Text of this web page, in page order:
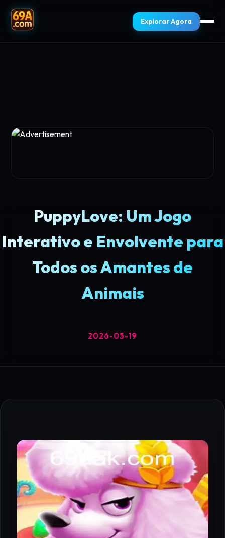
Explorar Agora
PuppyLove: Um Jogo
Interativo e Envolvente para
Todos os Amantes de
Animais
2026-05-19